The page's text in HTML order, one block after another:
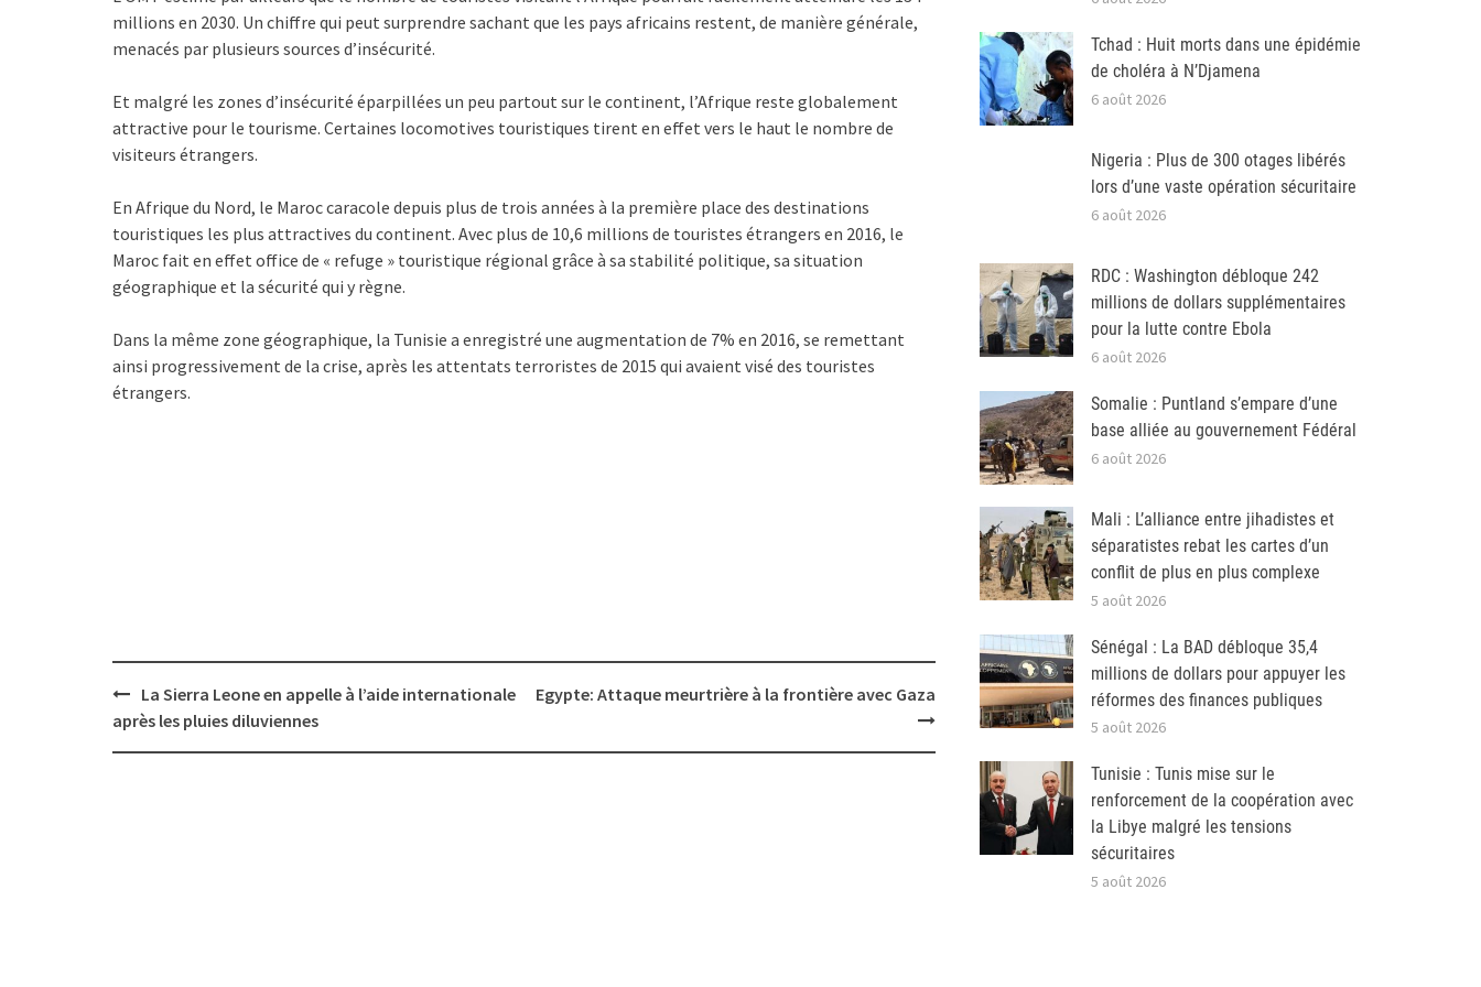
millions en 2030. Un chiffre qui peut surprendre sachant que les pays africains restent, de manière générale,
menacés par plusieurs sources d’insécurité.
Et malgré les zones d’insécurité éparpillées un peu partout sur le continent, l’Afrique reste globalement
attractive pour le tourisme. Certaines locomotives touristiques tirent en effet vers le haut le nombre de
visiteurs étrangers.
En Afrique du Nord, le Maroc caracole depuis plus de trois années à la première place des destinations
touristiques les plus attractives du continent. Avec plus de 10,6 millions de touristes étrangers en 2016, le
Maroc fait en effet office de « refuge » touristique régional grâce à sa stabilité politique, sa situation
géographique et la sécurité qui y règne.
Dans la même zone géographique, la Tunisie a enregistré une augmentation de 7% en 2016, se remettant
ainsi progressivement de la crise, après les attentats terroristes de 2015 qui avaient visé des touristes
étrangers.
Post
navigation
La Sierra Leone en appelle à l’aide internationale
après les pluies diluviennes
Egypte: Attaque meurtrière à la frontière avec Gaza
Tchad : Huit morts dans une épidémie
de choléra à N’Djamena
6 août 2026
Nigeria : Plus de 300 otages libérés
lors d’une vaste opération sécuritaire
6 août 2026
RDC : Washington débloque 242
millions de dollars supplémentaires
pour la lutte contre Ebola
6 août 2026
Somalie : Puntland s’empare d’une
base alliée au gouvernement Fédéral
6 août 2026
Mali : L’alliance entre jihadistes et
séparatistes rebat les cartes d’un
conflit de plus en plus complexe
5 août 2026
Sénégal : La BAD débloque 35,4
millions de dollars pour appuyer les
réformes des finances publiques
5 août 2026
Tunisie : Tunis mise sur le
renforcement de la coopération avec
la Libye malgré les tensions
sécuritaires
5 août 2026